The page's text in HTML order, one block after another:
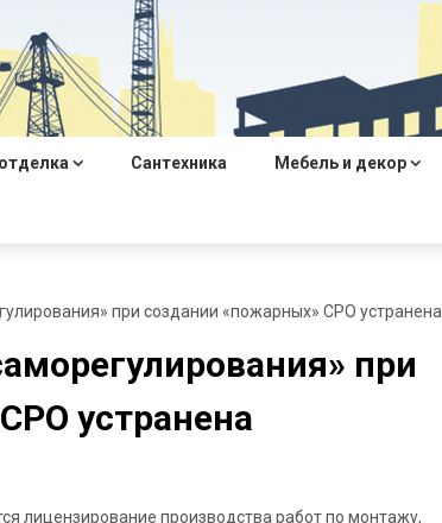
Сантехника Мебель и декор
при создании «пожарных» СРО устранена
при
устранена
лицензирование производства работ по монтажу,